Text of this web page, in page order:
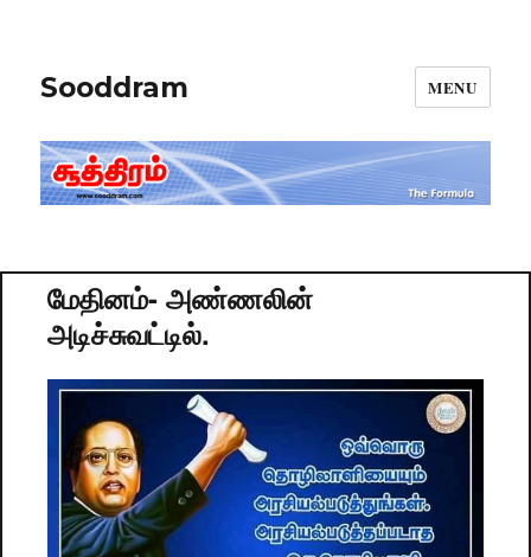
Sooddram MENU
மேதினம்- அண்ணலின்
அடிச்சுவட்டில்.